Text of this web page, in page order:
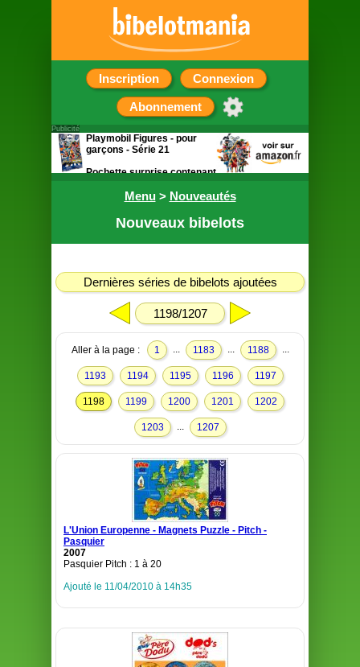
Inscription Connexion
Abonnement
Menu> Nouveautés
Nouveaux bibelots
Dernières séries de bibelots ajoutées
1198/1207
Aller à la page : 1 ... 1183 ... 1188 ...
1193 1194 1195 1196 1197
1198 1199 1200 1201 1202
1203 ... 1207
L'Union Europenne - Magnets Puzzle - Pitch -
Pasquier
2007
Pasquier Pitch : 1 à 20
Ajouté le 11/04/2010 à 14h35
Publicité
Playmobil Figures - pour
garçons - Série 21
Pochette surprise contenant